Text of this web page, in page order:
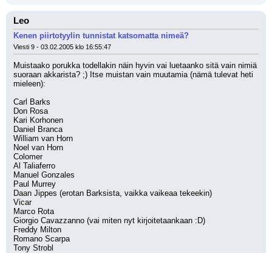
Leo
Kenen piirtotyylin tunnistat katsomatta nimeä?
Viesti 9 - 03.02.2005 klo 16:55:47
Muistaako porukka todellakin näin hyvin vai luetaanko sitä vain nimiä
suoraan akkarista? ;) Itse muistan vain muutamia (nämä tulevat heti
mieleen):
Carl Barks
Don Rosa
Kari Korhonen
Daniel Branca
William van Horn
Noel van Horn
Colomer
Al Taliaferro
Manuel Gonzales
Paul Murrey
Daan Jippes (erotan Barksista, vaikka vaikeaa tekeekin)
Vicar
Marco Rota
Giorgio Cavazzanno (vai miten nyt kirjoitetaankaan :D)
Freddy Milton
Romano Scarpa
Tony Strobl